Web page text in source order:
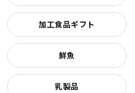
加工食品ギフト
鮮魚
乳製品